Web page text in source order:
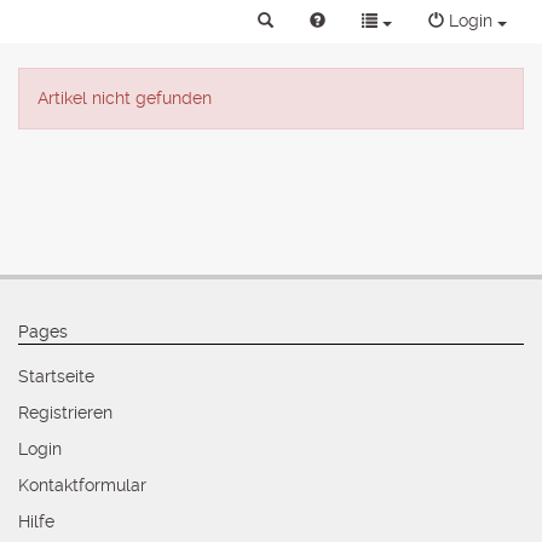
Login
Artikel nicht gefunden
Pages
Startseite
Registrieren
Login
Kontaktformular
Hilfe